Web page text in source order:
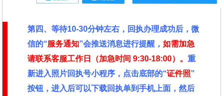
第四、等待10-30分钟左右，回执办理成功后，微
信的“服务通知”会推送消息进行提醒，如需加急
请联系客服工作日（加急时间 9:30-18:00）。重
新进入照片回执号小程序，点击底部的“证件照”
按钮，进入后可以下载回执单到手机上面，然后